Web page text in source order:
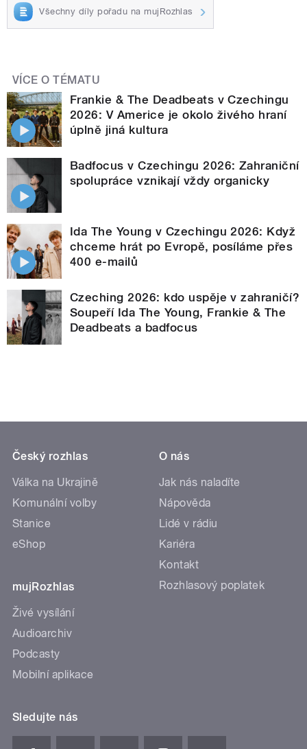
Všechny díly pořadu na mujRozhlas
VÍCE O TÉMATU
Frankie & The Deadbeats v Czechingu
2026: V Americe je okolo živého hraní
úplně jiná kultura
Badfocus v Czechingu 2026: Zahraniční
spolupráce vznikají vždy organicky
Ida The Young v Czechingu 2026: Když
chceme hrát po Evropě, posíláme přes
400 e-mailů
Czeching 2026: kdo uspěje v zahraničí?
Soupeří Ida The Young, Frankie & The
Deadbeats a badfocus
Český rozhlas
Válka na Ukrajině
Komunální volby
Stanice
eShop
mujRozhlas
Živé vysílání
Audioarchiv
Podcasty
Mobilní aplikace
O nás
Jak nás naladíte
Nápověda
Lidé v rádiu
Kariéra
Kontakt
Rozhlasový poplatek
Sledujte nás